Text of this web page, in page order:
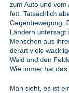
zum Auto und
fett. Tatsächlich
Gegenbewegung.
Ländern untersagt
Menschen aus
derart viele
Wald und den
Wie immer hat
Man sieht, es ist